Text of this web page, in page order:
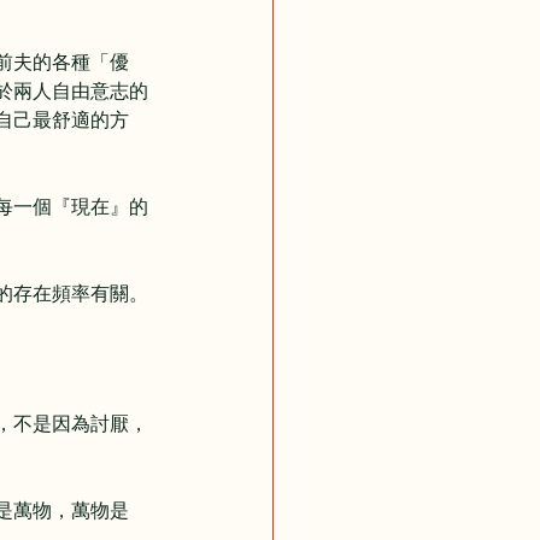
夫的各種「優
兩人自由意志的
己最舒適的方
一個『現在』的
在頻率有關。
是因為討厭，
萬物，萬物是